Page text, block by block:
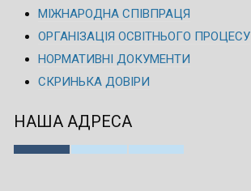
МІЖНАРОДНА СПІВПРАЦЯ
ОРГАНІЗАЦІЯ ОСВІТНЬОГО ПРОЦЕСУ
НОРМАТИВНІ ДОКУМЕНТИ
СКРИНЬКА ДОВІРИ
НАША АДРЕСА